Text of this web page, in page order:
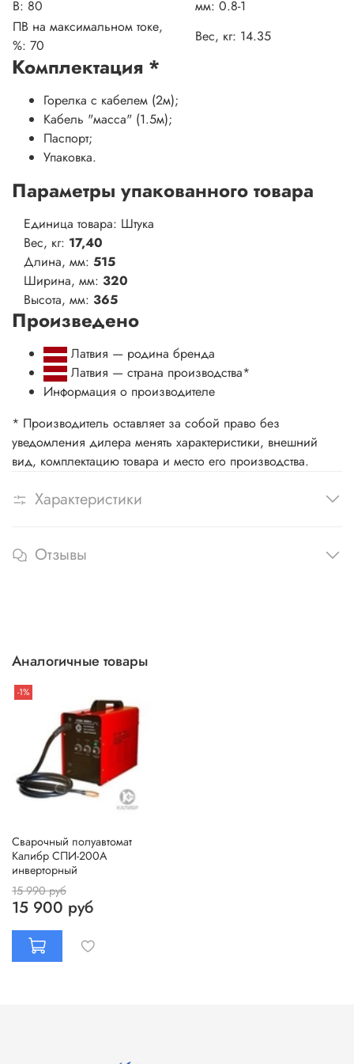
В: 80 мм: 0.8-1
ПВ на максимальном токе,
%: 70
Вес, кг: 14.35
Комплектация *
Горелка с кабелем (2м);
Кабель "масса" (1.5м);
Паспорт;
Упаковка.
Параметры упакованного товара
Единица товара: Штука
Вес, кг: 17,40
Длина, мм: 515
Ширина, мм: 320
Высота, мм: 365
Произведено
Латвия — родина бренда
Латвия — страна производства*
Информация о производителе
* Производитель оставляет за собой право без
уведомления дилера менять характеристики, внешний
вид, комплектацию товара и место его производства.
Характеристики
Отзывы
Аналогичные товары
-1%
Сварочный полуавтомат
Калибр СПИ-200А
инверторный
15 990 руб
15 900 руб